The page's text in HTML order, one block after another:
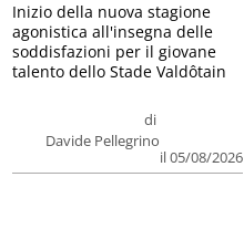
di
Davide Pellegrino
il 05/08/2026
Inizio della nuova stagione
agonistica all'insegna delle
soddisfazioni per il giovane
talento dello Stade Valdôtain